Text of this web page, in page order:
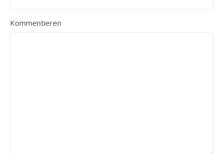
Kommentieren